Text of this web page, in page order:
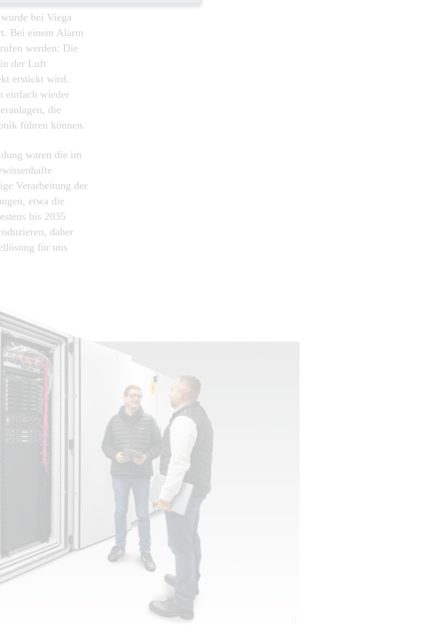
bei Viega
Bei einem Alarm
werden: Die
in der Luft
erstickt wird.
einfach wieder
die
führen können.
waren die im
Verarbeitung der
etwa die
bis 2035
daher
für uns